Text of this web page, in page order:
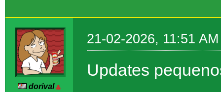
dorival
21-02-2026, 11:51 AM
Updates